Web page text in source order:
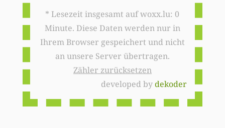
* Lesezeit insgesamt auf woxx.lu: 0
Minute. Diese Daten werden nur in
Ihrem Browser gespeichert und nicht
an unsere Server übertragen.
Zähler zurücksetzen
developed bydekoder